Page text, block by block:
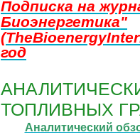
Подписка на
Биоэнергетика"
год
ТОПЛИВНЫХ
Аналитический